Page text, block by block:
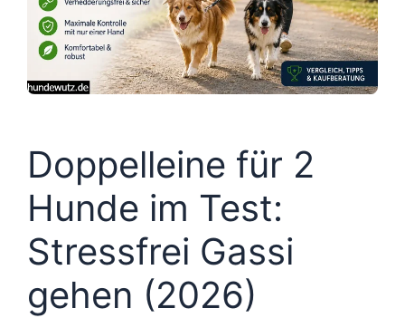
Doppelleine für 2
Hunde im Test:
Stressfrei Gassi
gehen (2026)